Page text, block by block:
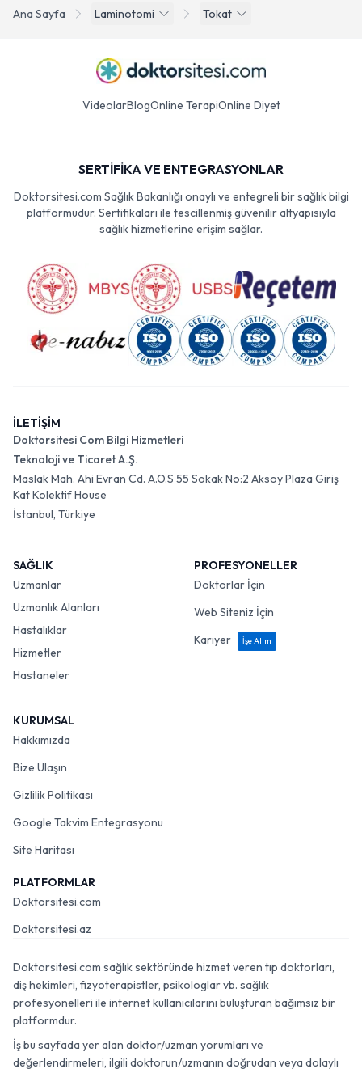
Ana Sayfa Laminotomi Tokat
VideolarBlogOnline TerapiOnline Diyet
SERTİFİKA VE ENTEGRASYONLAR
Doktorsitesi.com Sağlık Bakanlığı onaylı ve entegreli bir sağlık bilgi
platformudur. Sertifikaları ile tescillenmiş güvenilir altyapısıyla
sağlık hizmetlerine erişim sağlar.
İLETİŞİM
Doktorsitesi Com Bilgi Hizmetleri
Teknoloji ve Ticaret A.Ş.
Maslak Mah. Ahi Evran Cd. A.O.S 55 Sokak No:2 Aksoy Plaza Giriş
Kat Kolektif House
İstanbul, Türkiye
SAĞLIK
Uzmanlar
Uzmanlık Alanları
Hastalıklar
Hizmetler
Hastaneler
PROFESYONELLER
Doktorlar İçin
Web Siteniz İçin
Kariyer
İşe Alım
KURUMSAL
Hakkımızda
Bize Ulaşın
Gizlilik Politikası
Google Takvim Entegrasyonu
Site Haritası
PLATFORMLAR
Doktorsitesi.com
Doktorsitesi.az
Doktorsitesi.com sağlık sektöründe hizmet veren tıp doktorları,
diş hekimleri, fizyoterapistler, psikologlar vb. sağlık
profesyonelleri ile internet kullanıcılarını buluşturan bağımsız bir
platformdur.
İş bu sayfada yer alan doktor/uzman yorumları ve
değerlendirmeleri, ilgili doktorun/uzmanın doğrudan veya dolaylı